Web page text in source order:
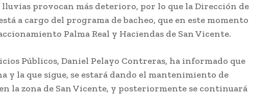
lluvias provocan más deterioro, por lo que la Dirección de
a cargo del programa de bacheo, que en este momento
Palma Real y Haciendas de San Vicente.
Públicos, Daniel Pelayo Contreras, ha informado que
y la que sigue, se estará dando el mantenimiento de
la zona de San Vicente, y posteriormente se continuará